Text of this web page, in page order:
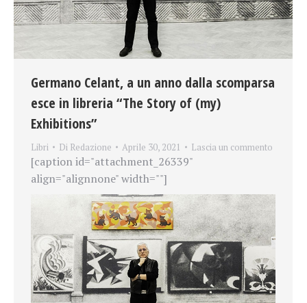
Germano Celant, a un anno dalla scomparsa
esce in libreria “The Story of (my)
Exhibitions”
Libri Di Redazione Aprile 30, 2021 Lascia un commento
[caption id="attachment_26339"
align="alignnone" width=""]